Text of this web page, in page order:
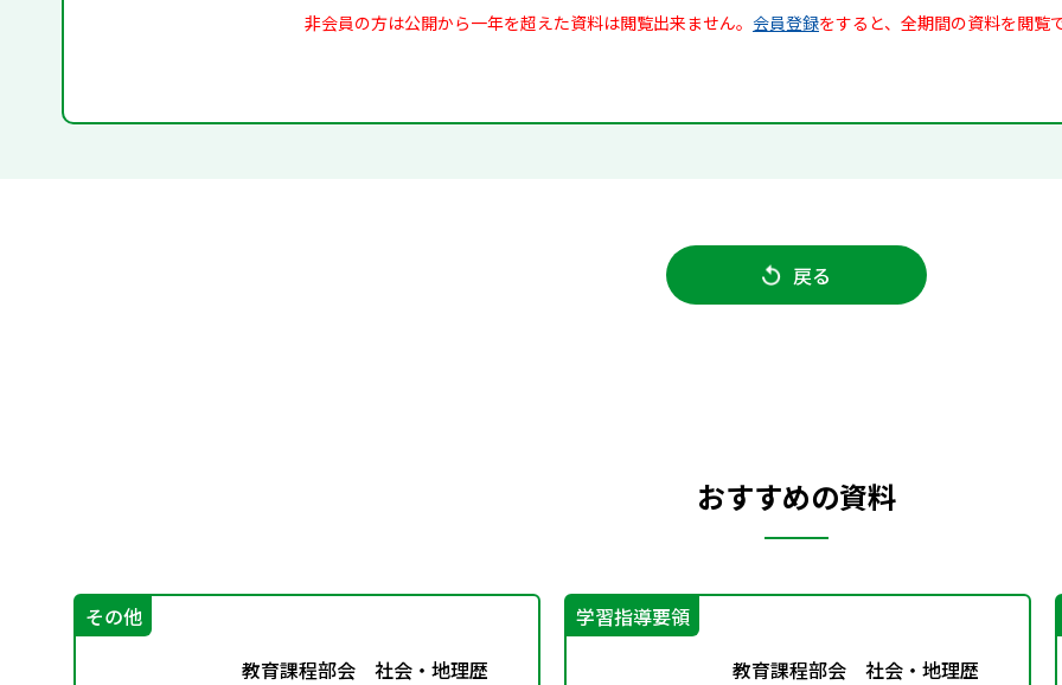
非会員の方は公開から一年を超えた資料は閲覧出来ません。 会員登録をすると、全期間の資料を閲覧
戻る
おすすめの資料
その他
教育課程部会 社会・地理歴
学習指導要領
教育課程部会 社会・地理歴